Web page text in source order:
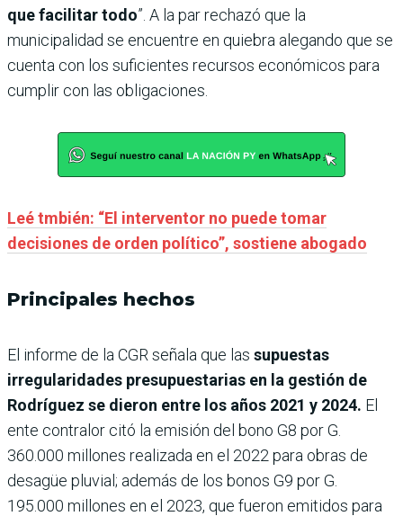
que facilitar todo”. A la par rechazó que la
municipalidad se encuentre en quiebra alegando que se
cuenta con los suficientes recursos económicos para
cumplir con las obligaciones.
Leé tmbién: “El interventor no puede tomar
decisiones de orden político”, sostiene abogado
Principales hechos
El informe de la CGR señala que las supuestas
irregularidades presupuestarias en la gestión de
Rodríguez se dieron entre los años 2021 y 2024. El
ente contralor citó la emisión del bono G8 por G.
360.000 millones realizada en el 2022 para obras de
desagüe pluvial; además de los bonos G9 por G.
195.000 millones en el 2023, que fueron emitidos para